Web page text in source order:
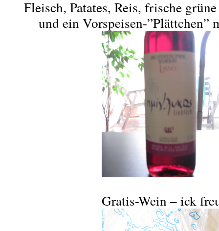
Fleisch, Patates, Reis, frische
und ein Vorspeisen-”Plättchen”
Gratis-Wein – ick